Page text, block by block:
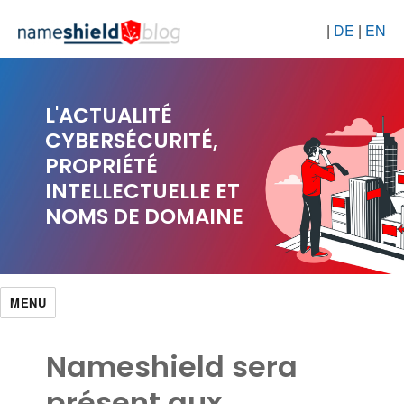
| DE | EN
L'ACTUALITÉ
CYBERSÉCURITÉ,
PROPRIÉTÉ
INTELLECTUELLE ET
NOMS DE DOMAINE
MENU
Nameshield sera